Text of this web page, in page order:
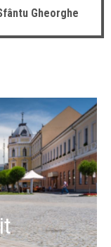
Gheorghe